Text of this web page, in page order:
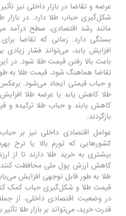
عرضه و تقاضا در بازار داخلی نیز
شکل‌گیری حباب طلا دارد. در بازار
مانند رشد اقتصادی، سطح درآمد
بستگی دارد. زمانی که تقاضا
افزایش یابد، می‌تواند فشار زیادی
باعث بالا رفتن قیمت طلا شود. در
تقاضا هماهنگ شود، قیمت طلا به
و حباب قیمتی ایجاد می‌شود.
طلا کاهش یابد یا عرضه طلا
کاهش یابند و حباب طلا ترکیده و
بازگردند.
عوامل اقتصادی داخلی نیز بر حباب
کشورهایی که تورم بالا یا نرخ
بیشتری به خرید طلا دارند تا از
کاهش ارزش پول ملی محافظت کنند.
طلا به طور قابل توجهی افزایش
قیمت طلا و شکل‌گیری حباب کمک
در وضعیت اقتصادی داخلی، از
قدرت خرید، می‌تواند بر بازار طلا تأثیر